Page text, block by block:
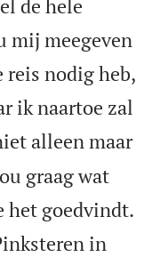
de hele
mij meegeven
nodig heb,
ik naartoe zal
alleen maar
graag wat
het goedvindt.
in